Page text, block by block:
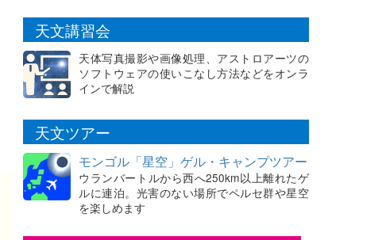
天文講習会
天体写真撮影や画像処理、アストロアーツの
ソフトウェアの使いこなし方法などをオンラ
インで解説
天文ツアー
モンゴル「星空」ゲル・キャンプツアー
ウランバートルから西へ250km以上離れたゲ
ルに連泊。光害のない場所でペルセ群や星空
を楽しめます